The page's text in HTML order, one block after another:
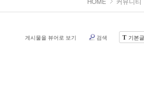
T 기본
게시물을 뷰어로 보기 검색